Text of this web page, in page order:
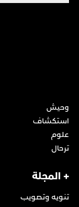
وحيش
استكشاف
علوم
ترحال
+ المجلة
تنويه وتصويب